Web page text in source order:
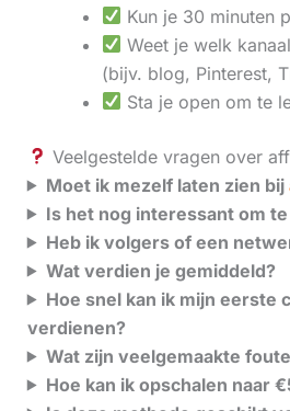
Kun je 30 minuten
Weet je welk
(bijv. blog, Pinterest,
Sta je open om te
Veelgestelde vragen over
Moet ik mezelf laten zien bij
Is het nog interessant om
Heb ik volgers of een
Wat verdien je gemiddeld?
Hoe snel kan ik mijn eerste
verdienen?
Wat zijn veelgemaakte
Hoe kan ik opschalen naar